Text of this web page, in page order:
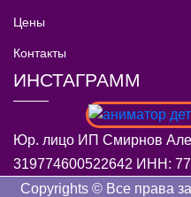
Цены
Контакты
ИНСТАГРАММ
Юр. лицо ИП Смирнов
319774600522642 ИНН:
Copyrights © Все права